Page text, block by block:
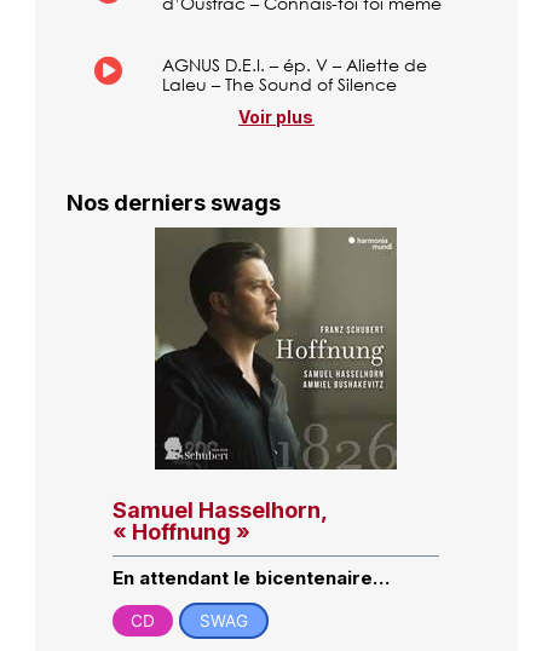
AGNUS D.E.I. – ép. V – Aliette de
Laleu – The Sound of Silence
Voir plus
Nos derniers swags
Samuel Hasselhorn,
« Hoffnung »
En attendant le bicentenaire…
CD SWAG